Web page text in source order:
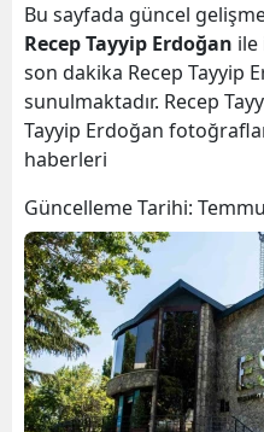
Bu sayfada güncel
Recep Tayyip Erdoğan ile
son dakika Recep Tayyip
sunulmaktadır. Recep
Tayyip Erdoğan
haberleri
Güncelleme Tarihi: